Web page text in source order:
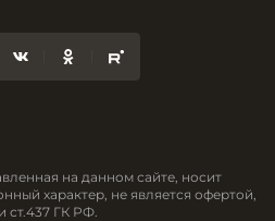
на данном сайте, носит
характер, не является офертой,
ст.437 ГК РФ.